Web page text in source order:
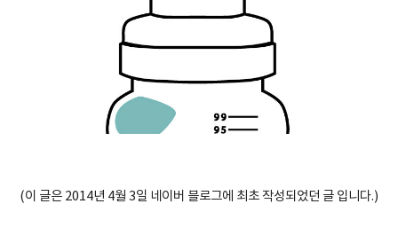
(이 글은 2014년 4월 3일 네이버 블로그에 최초 작성되었던 글 입니다.)